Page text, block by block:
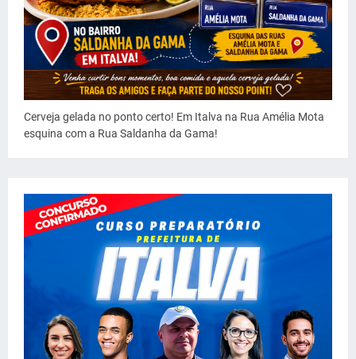
Cerveja gelada no ponto certo! Em Italva na Rua Amélia Mota
esquina com a Rua Saldanha da Gama!